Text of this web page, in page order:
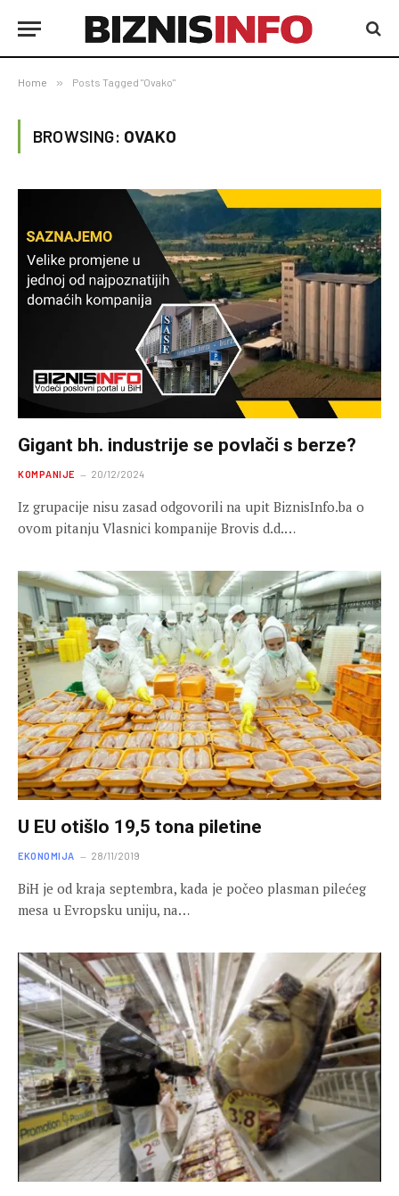
Home » Posts Tagged "Ovako"
BROWSING: OVAKO
Gigant bh. industrije se povlači s berze?
KOMPANIJE 20/12/2024
Iz grupacije nisu zasad odgovorili na upit BiznisInfo.ba o
ovom pitanju Vlasnici kompanije Brovis d.d.…
U EU otišlo 19,5 tona piletine
EKONOMIJA 28/11/2019
BiH je od kraja septembra, kada je počeo plasman pilećeg
mesa u Evropsku uniju, na…